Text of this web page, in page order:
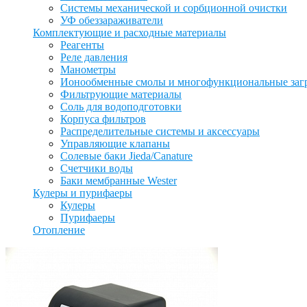
Системы механической и сорбционной очистки
УФ обеззараживатели
Комплектующие и расходные материалы
Реагенты
Реле давления
Манометры
Ионообменные смолы и многофункциональные
Фильтрующие материалы
Соль для водоподготовки
Корпуса фильтров
Распределительные системы и аксессуары
Управляющие клапаны
Солевые баки Jieda/Canature
Счетчики воды
Баки мембранные Wester
Кулеры и пурифаеры
Кулеры
Пурифаеры
Отопление